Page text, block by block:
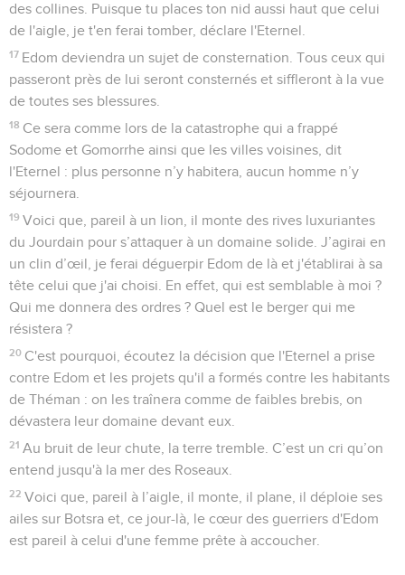
des collines. Puisque tu places ton nid aussi haut que celui
de l'aigle, je t'en ferai tomber, déclare l'Eternel.
17 Edom deviendra un sujet de consternation. Tous ceux qui
passeront près de lui seront consternés et siffleront à la vue
de toutes ses blessures.
18 Ce sera comme lors de la catastrophe qui a frappé
Sodome et Gomorrhe ainsi que les villes voisines, dit
l'Eternel : plus personne n’y habitera, aucun homme n’y
séjournera.
19 Voici que, pareil à un lion, il monte des rives luxuriantes
du Jourdain pour s’attaquer à un domaine solide. J’agirai en
un clin d’œil, je ferai déguerpir Edom de là et j'établirai à sa
tête celui que j'ai choisi. En effet, qui est semblable à moi ?
Qui me donnera des ordres ? Quel est le berger qui me
résistera ?
20 C'est pourquoi, écoutez la décision que l'Eternel a prise
contre Edom et les projets qu'il a formés contre les habitants
de Théman : on les traînera comme de faibles brebis, on
dévastera leur domaine devant eux.
21 Au bruit de leur chute, la terre tremble. C’est un cri qu’on
entend jusqu'à la mer des Roseaux.
22 Voici que, pareil à l’aigle, il monte, il plane, il déploie ses
ailes sur Botsra et, ce jour-là, le cœur des guerriers d'Edom
est pareil à celui d'une femme prête à accoucher.